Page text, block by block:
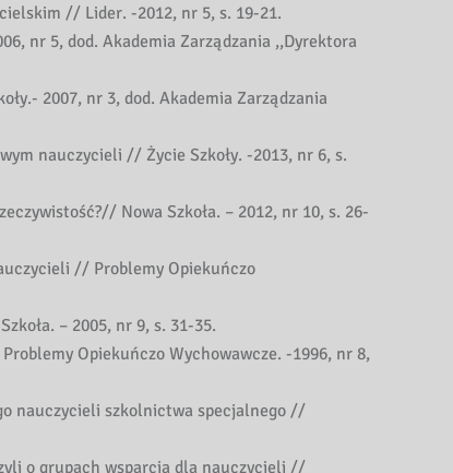
// Lider. -2012, nr 5, s. 19-21.
nr 5, dod. Akademia Zarządzania ,,Dyrektora
2007, nr 3, dod. Akademia Zarządzania
nauczycieli // Życie Szkoły. -2013, nr 6, s.
Nowa Szkoła. – 2012, nr 10, s. 26-
// Problemy Opiekuńczo
– 2005, nr 9, s. 31-35.
Opiekuńczo Wychowawcze. -1996, nr 8,
nauczycieli szkolnictwa specjalnego //
o grupach wsparcia dla nauczycieli //